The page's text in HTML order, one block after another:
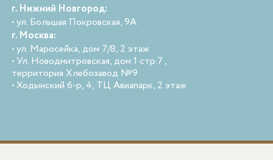
г. Нижний Новгород:
• ул. Большая Покровская, 9А
г. Москва:
• ул. Маросейка, дом 7/8, 2 этаж
• Ул. Новодмитровская, дом 1 стр.7 ,
территория Хлебозавод №9
• Ходынский б-р, 4, ТЦ Авиапарк, 2 этаж